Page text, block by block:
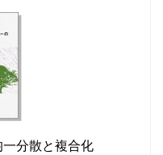
分散と複合化